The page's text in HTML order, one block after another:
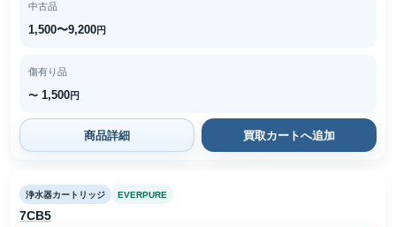
中古品
1,500〜9,200円
傷有り品
〜 1,500円
商品詳細 買取カートへ追加
浄水器カートリッジ EVERPURE
7CB5